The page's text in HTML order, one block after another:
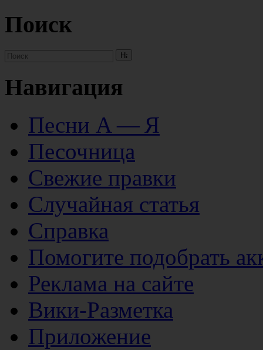
Поиск
Навигация
Песни А — Я
Песочница
Свежие правки
Случайная статья
Справка
Помогите подобрать
Реклама на сайте
Вики-Разметка
Приложение